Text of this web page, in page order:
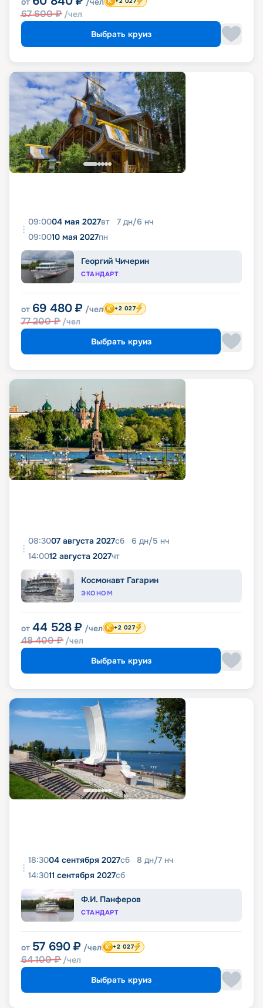
67 600₽ /чел
Выбрать круиз
09:0004 мая 2027вт 7 дн/6 нч
09:0010 мая 2027пн
Георгий Чичерин
СТАНДАРТ
от 69 480 ₽ /чел
77 200₽ /чел
+2 027
Выбрать круиз
08:3007 августа 2027сб 6 дн/5 нч
14:0012 августа 2027чт
Космонавт Гагарин
ЭКОНОМ
от 44 528 ₽ /чел
48 400₽ /чел
+2 027
Выбрать круиз
18:3004 сентября 2027сб 8 дн/7 нч
14:3011 сентября 2027сб
Ф.И. Панферов
СТАНДАРТ
от 57 690 ₽ /чел
64 100₽ /чел
+2 027
Выбрать круиз